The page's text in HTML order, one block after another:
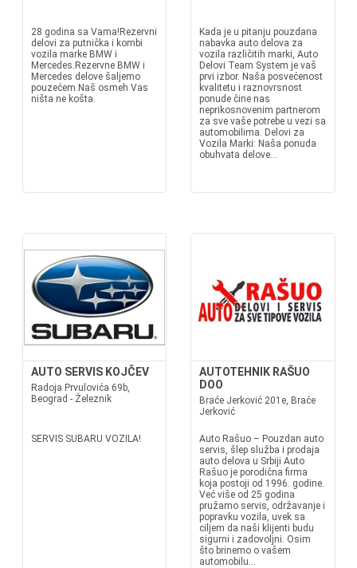
28 godina sa Vama!Rezervni
delovi za putnička i kombi
vozila marke BMW i
Mercedes.Rezervne BMW i
Mercedes delove šaljemo
pouzećem.Naš osmeh Vas
ništa ne košta.
Kada je u pitanju pouzdana
nabavka auto delova za
vozila različitih marki, Auto
Delovi Team System je vaš
prvi izbor. Naša posvećenost
kvalitetu i raznovrsnost
ponude čine nas
neprikosnovenim partnerom
za sve vaše potrebe u vezi sa
automobilima. Delovi za
Vozila Marki: Naša ponuda
obuhvata delove...
AUTO SERVIS KOJČEV
Radoja Prvulovića 69b,
Beograd - Železnik
SERVIS SUBARU VOZILA!
AUTOTEHNIK RAŠUO
DOO
Braće Jerković 201e, Braće
Jerković
Auto Rašuo – Pouzdan auto
servis, šlep služba i prodaja
auto delova u Srbiji Auto
Rašuo je porodična firma
koja postoji od 1996. godine.
Već više od 25 godina
pružamo servis, održavanje i
popravku vozila, uvek sa
ciljem da naši klijenti budu
sigurni i zadovoljni. Osim
što brinemo o vašem
automobilu...